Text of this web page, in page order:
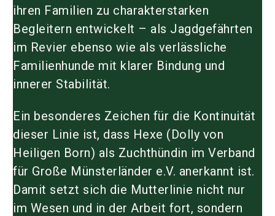
ihren Familien zu charakterstarken
Begleitern entwickelt – als Jagdgefährten
im Revier ebenso wie als verlässliche
Familienhunde mit klarer Bindung und
innerer Stabilität.
Ein besonderes Zeichen für die Kontinuität
dieser Linie ist, dass Hexe (Dolly von
Heiligen Born) als Zuchthündin im Verband
für Große Münsterländer e.V. anerkannt ist.
Damit setzt sich die Mutterlinie nicht nur
im Wesen und in der Arbeit fort, sondern